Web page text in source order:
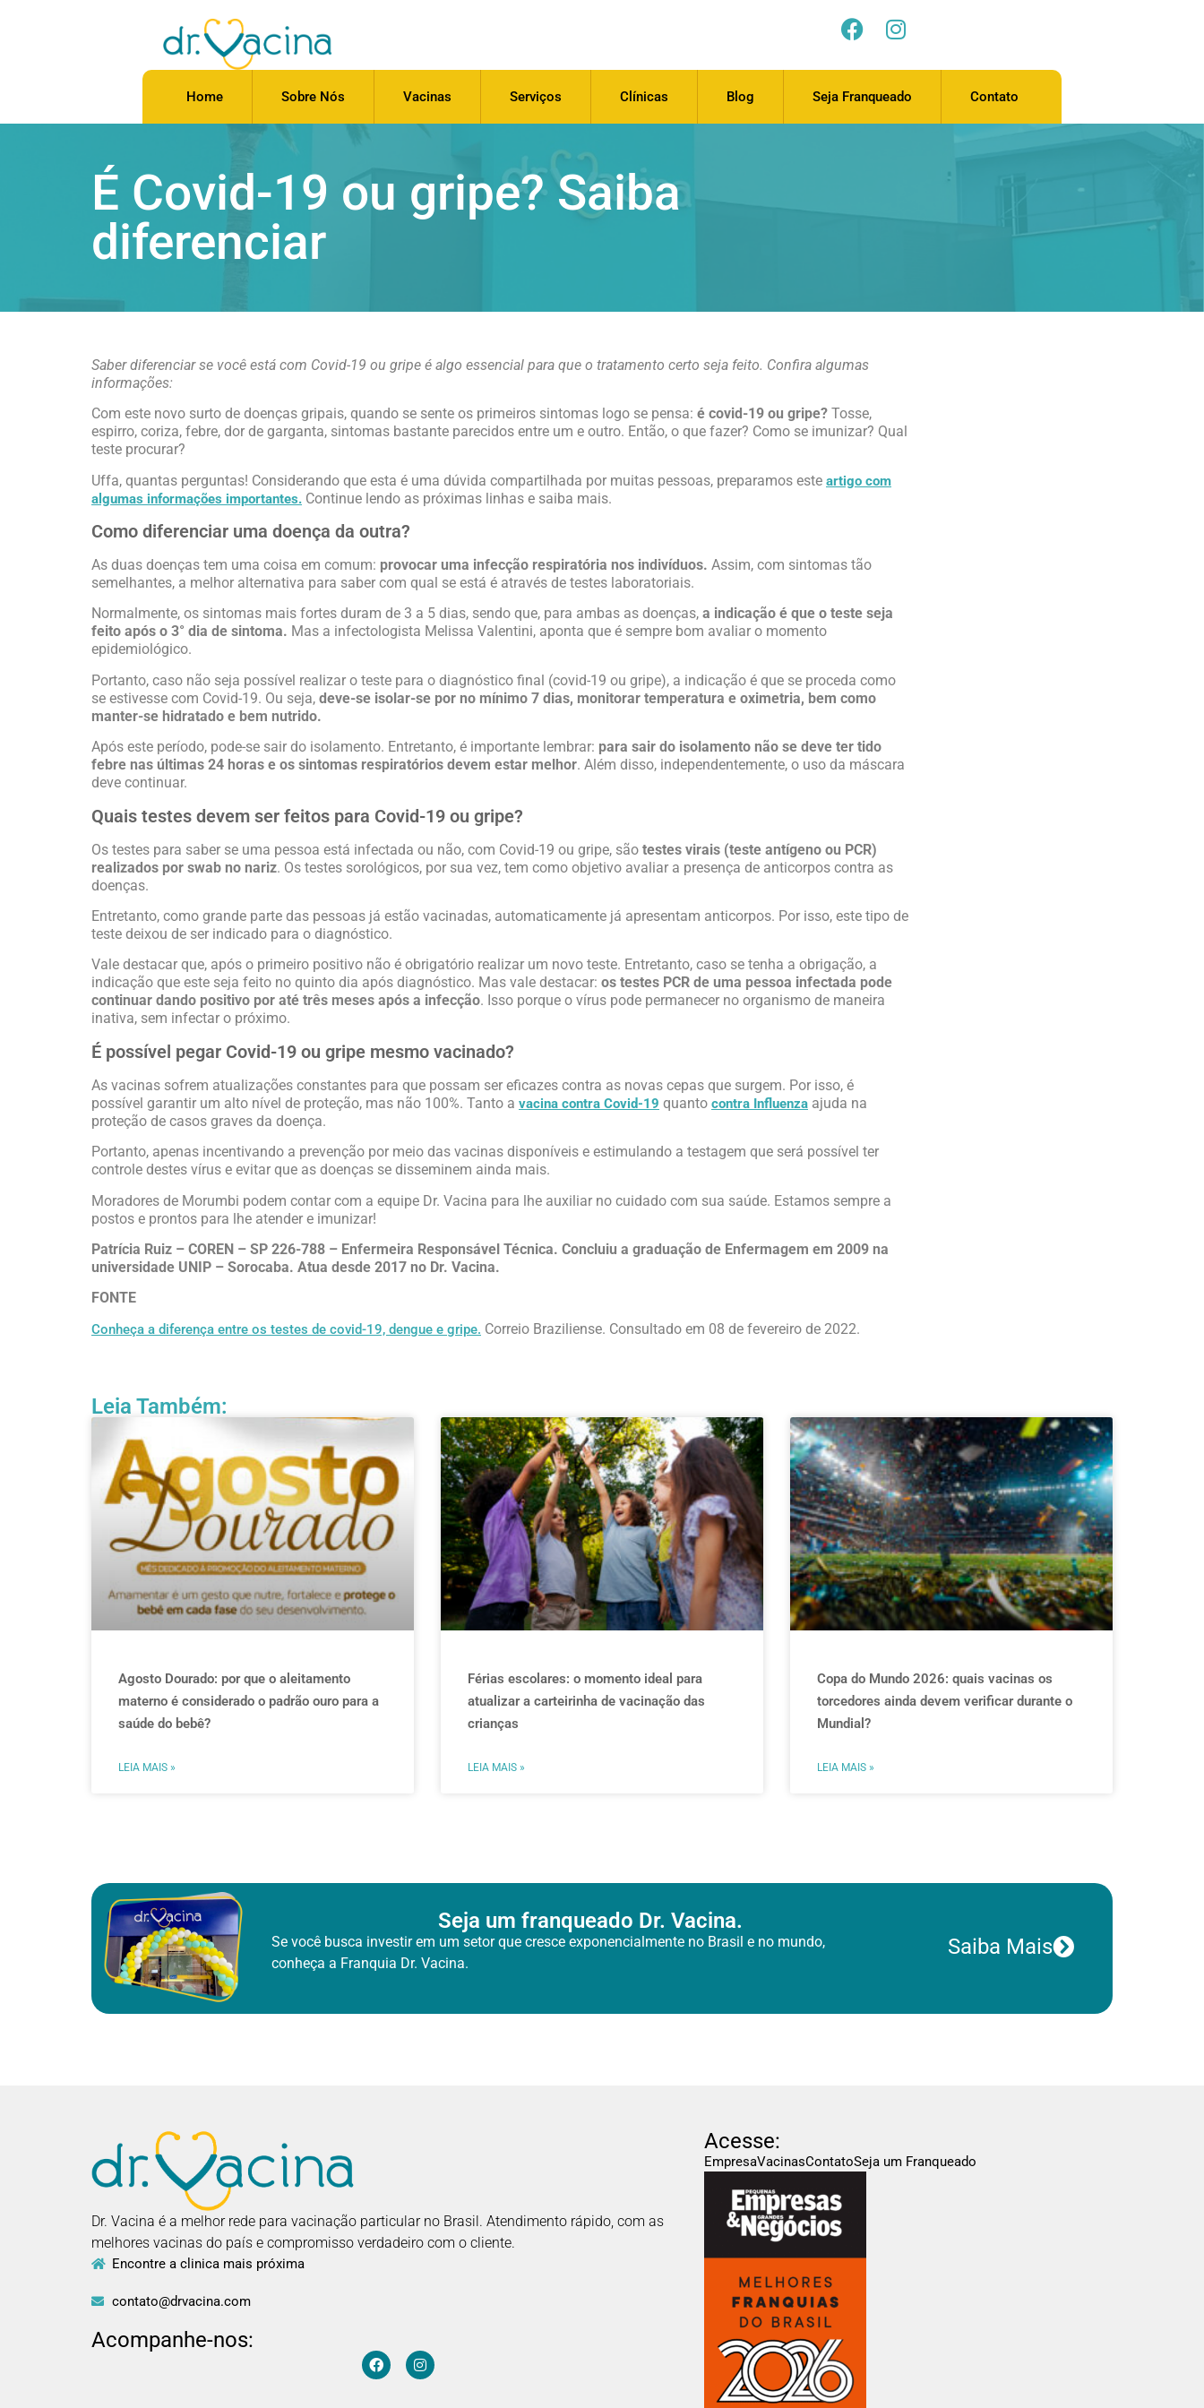
Home Sobre Nós Vacinas Serviços Clínicas Blog Seja Franqueado Contato
É Covid-19 ou gripe? Saiba
diferenciar
Saber diferenciar se você está com Covid-19 ou gripe é algo essencial para que o tratamento certo seja feito. Confira algumas
informações:
Com este novo surto de doenças gripais, quando se sente os primeiros sintomas logo se pensa: é covid-19 ou gripe? Tosse,
espirro, coriza, febre, dor de garganta, sintomas bastante parecidos entre um e outro. Então, o que fazer? Como se imunizar? Qual
teste procurar?
Uffa, quantas perguntas! Considerando que esta é uma dúvida compartilhada por muitas pessoas, preparamos este artigo com
algumas informações importantes. Continue lendo as próximas linhas e saiba mais.
Como diferenciar uma doença da outra?
As duas doenças tem uma coisa em comum: provocar uma infecção respiratória nos indivíduos. Assim, com sintomas tão
semelhantes, a melhor alternativa para saber com qual se está é através de testes laboratoriais.
Normalmente, os sintomas mais fortes duram de 3 a 5 dias, sendo que, para ambas as doenças, a indicação é que o teste seja
feito após o 3° dia de sintoma. Mas a infectologista Melissa Valentini, aponta que é sempre bom avaliar o momento
epidemiológico.
Portanto, caso não seja possível realizar o teste para o diagnóstico final (covid-19 ou gripe), a indicação é que se proceda como
se estivesse com Covid-19. Ou seja, deve-se isolar-se por no mínimo 7 dias, monitorar temperatura e oximetria, bem como
manter-se hidratado e bem nutrido.
Após este período, pode-se sair do isolamento. Entretanto, é importante lembrar: para sair do isolamento não se deve ter tido
febre nas últimas 24 horas e os sintomas respiratórios devem estar melhor. Além disso, independentemente, o uso da máscara
deve continuar.
Quais testes devem ser feitos para Covid-19 ou gripe?
Os testes para saber se uma pessoa está infectada ou não, com Covid-19 ou gripe, são testes virais (teste antígeno ou PCR)
realizados por swab no nariz. Os testes sorológicos, por sua vez, tem como objetivo avaliar a presença de anticorpos contra as
doenças.
Entretanto, como grande parte das pessoas já estão vacinadas, automaticamente já apresentam anticorpos. Por isso, este tipo de
teste deixou de ser indicado para o diagnóstico.
Vale destacar que, após o primeiro positivo não é obrigatório realizar um novo teste. Entretanto, caso se tenha a obrigação, a
indicação que este seja feito no quinto dia após diagnóstico. Mas vale destacar: os testes PCR de uma pessoa infectada pode
continuar dando positivo por até três meses após a infecção. Isso porque o vírus pode permanecer no organismo de maneira
inativa, sem infectar o próximo.
É possível pegar Covid-19 ou gripe mesmo vacinado?
As vacinas sofrem atualizações constantes para que possam ser eficazes contra as novas cepas que surgem. Por isso, é
possível garantir um alto nível de proteção, mas não 100%. Tanto a vacina contra Covid-19 quanto contra Influenza ajuda na
proteção de casos graves da doença.
Portanto, apenas incentivando a prevenção por meio das vacinas disponíveis e estimulando a testagem que será possível ter
controle destes vírus e evitar que as doenças se disseminem ainda mais.
Moradores de Morumbi podem contar com a equipe Dr. Vacina para lhe auxiliar no cuidado com sua saúde. Estamos sempre a
postos e prontos para lhe atender e imunizar!
Patrícia Ruiz – COREN – SP 226-788 – Enfermeira Responsável Técnica. Concluiu a graduação de Enfermagem em 2009 na
universidade UNIP – Sorocaba. Atua desde 2017 no Dr. Vacina.
FONTE
Conheça a diferença entre os testes de covid-19, dengue e gripe. Correio Braziliense. Consultado em 08 de fevereiro de 2022.
Leia Também:
Agosto Dourado: por que o aleitamento
materno é considerado o padrão ouro para a
saúde do bebê?
LEIA MAIS »
Férias escolares: o momento ideal para
atualizar a carteirinha de vacinação das
crianças
LEIA MAIS »
Copa do Mundo 2026: quais vacinas os
torcedores ainda devem verificar durante o
Mundial?
LEIA MAIS »
Seja um franqueado Dr. Vacina.
Se você busca investir em um setor que cresce exponencialmente no Brasil e no mundo,
conheça a Franquia Dr. Vacina.
Saiba Mais
Dr. Vacina é a melhor rede para vacinação particular no Brasil. Atendimento rápido, com as
melhores vacinas do país e compromisso verdadeiro com o cliente.
Encontre a clinica mais próxima
contato@drvacina.com
Acompanhe-nos:
Acesse:
EmpresaVacinasContatoSeja um Franqueado